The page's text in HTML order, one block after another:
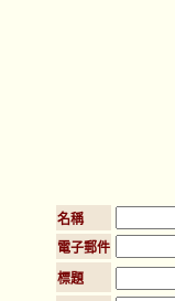
名稱
電子郵件
標題